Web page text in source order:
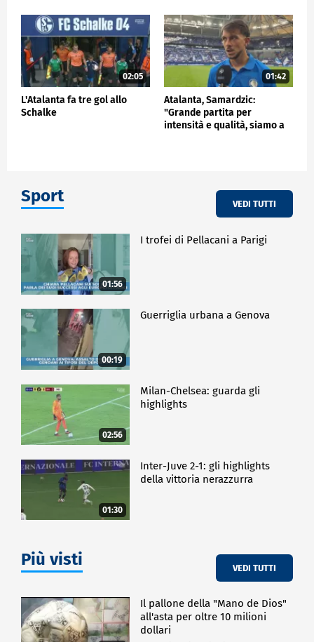
02:05
L'Atalanta fa tre gol allo
Schalke
01:42
Atalanta, Samardzic:
"Grande partita per
intensità e qualità, siamo a
Sport VEDI TUTTI
01:56
I trofei di Pellacani a Parigi
00:19
Guerriglia urbana a Genova
02:56
Milan-Chelsea: guarda gli
highlights
01:30
Inter-Juve 2-1: gli highlights
della vittoria nerazzurra
Più visti VEDI TUTTI
Il pallone della "Mano de Dios"
all'asta per oltre 10 milioni
dollari